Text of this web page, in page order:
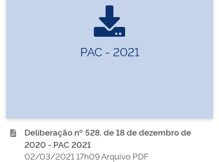
PAC - 2021
Deliberação nº 528, de 18 de dezembro de
2020 - PAC 2021
02/03/2021 17h09 Arquivo PDF